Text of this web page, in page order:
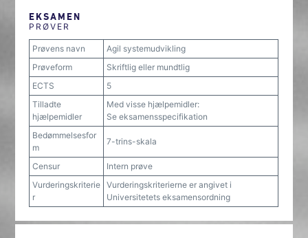
EKSAMEN
PRØVER
Prøvens navn
Agil systemudvikling
Prøveform
Skriftlig eller mundtlig
ECTS
5
Tilladte
hjælpemidler
Med visse hjælpemidler:
Se eksamensspecifikation
Bedømmelsesfor
m
7-trins-skala
Censur
Intern prøve
Vurderingskriterie
r
Vurderingskriterierne er angivet i
Universitetets eksamensordning